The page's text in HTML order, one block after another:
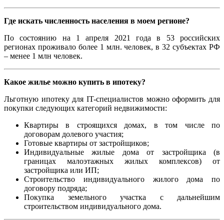
Где искать численность населения в моем регионе?
По состоянию на 1 апреля 2021 года в 53 российских
регионах проживало более 1 млн. человек, в 32 субъектах РФ
– менее 1 млн человек.
Какое жилье можно купить в ипотеку?
Льготную ипотеку для IT-специалистов можно оформить для
покупки следующих категорий недвижимости:
Квартиры в строящихся домах, в том числе по
договорам долевого участия;
Готовые квартиры от застройщиков;
Индивидуальные жилые дома от застройщика (в
границах малоэтажных жилых комплексов) от
застройщика или ИП;
Строительство индивидуального жилого дома по
договору подряда;
Покупка земельного участка с дальнейшим
строительством индивидуального дома.